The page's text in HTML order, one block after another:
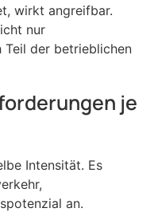
wirkt angreifbar.
nur
Teil der betrieblichen
je
Intensität. Es
an.